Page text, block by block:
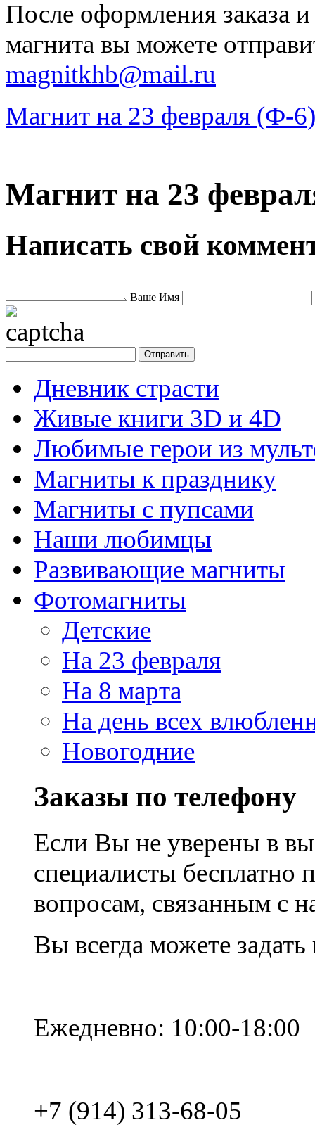
После оформления заказа
магнита вы можете
magnitkhb@mail.ru
Магнит на 23 февраля (Ф-6)
Магнит на 23
Написать свой
Ваше Имя
Дневник страсти
Живые книги 3D и 4D
Любимые герои из
Магниты к празднику
Магниты с пупсами
Наши любимцы
Развивающие магниты
Фотомагниты
Детские
На 23 февраля
На 8 марта
На день всех
Новогодние
Заказы по телефону
Если Вы не уверены в
специалисты
вопросам, связанным с
Вы всегда можете
Ежедневно: 10:00-18:00
+7 (914) 313-68-05